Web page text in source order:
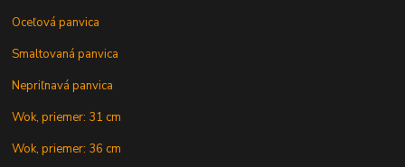
Oceľová panvica
Smaltovaná panvica
Nepriľnavá panvica
Wok, priemer: 31 cm
Wok, priemer: 36 cm